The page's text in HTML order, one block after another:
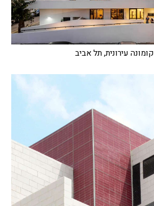
קומונה עירונית, תל אביב